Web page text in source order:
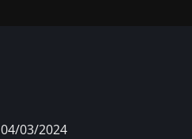
04/03/2024